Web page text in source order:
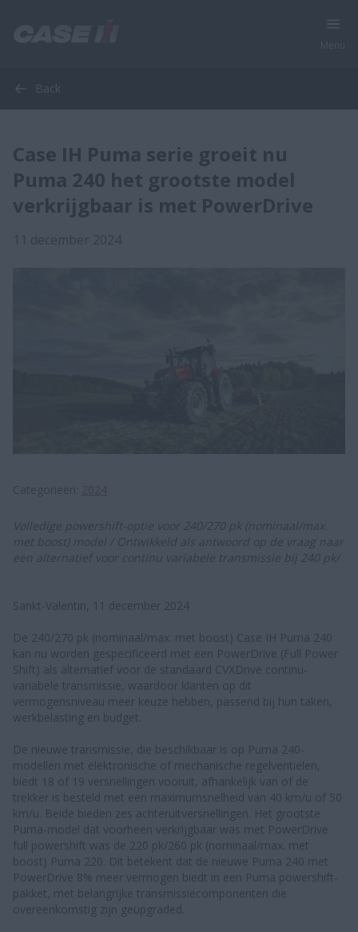
Back
Case IH Puma serie groeit nu
Puma 240 het grootste model
verkrijgbaar is met PowerDrive
Volledige powershift-optie voor 240/270 pk (nominaal/max.
met boost) model / Ontwikkeld als antwoord op de vraag naar
een alternatief voor continu variabele transmissie bij 240 pk/
Sankt-Valentin, 11 december 2024
De 240/270 pk (nominaal/max. met boost) Case IH Puma 240
kan nu worden gespecificeerd met een PowerDrive (Full Power
Shift) als alternatief voor de standaard CVXDrive continu-
variabele transmissie, waardoor klanten op dit
vermogensniveau meer keuze hebben, passend bij hun taken,
werkbelasting en budget.
De nieuwe transmissie, die beschikbaar is op Puma 240-
modellen met elektronische of mechanische regelventielen,
biedt 18 of 19 versnellingen vooruit, afhankelijk van of de
trekker is besteld met een maximumsnelheid van 40 km/u of 50
km/u. Beide bieden zes achteruitversnellingen. Het grootste
Puma-model dat voorheen verkrijgbaar was met PowerDrive
full powershift was de 220 pk/260 pk (nominaal/max. met
boost) Puma 220. Dit betekent dat de nieuwe Puma 240 met
PowerDrive 8% meer vermogen biedt in een Puma powershift-
pakket, met belangrijke transmissiecomponenten die
overeenkomstig zijn geüpgraded.